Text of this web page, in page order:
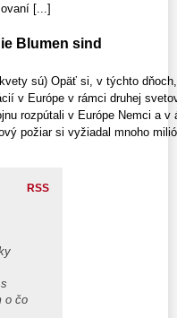
[...]
Blumen sind
sú) Opäť si, v týchto
v Európe v rámci druhej
rozpútali v Európe Nemci a
požiar si vyžiadal mnoho
RSS
o čo